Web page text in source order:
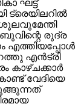
ഘട്ട്
ട്രെയിലറില്‍
രുദ്ര
എത്തിയപ്പോൾ
എൻട്രി
കാഴ്ചക്കാർ
വേദിയെ